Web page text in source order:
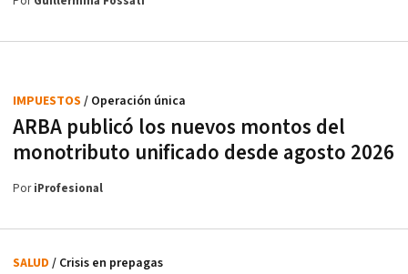
ARBA publicó los nuevos montos del
monotributo unificado desde agosto 2026
IMPUESTOS / Operación única
PoriProfesional
SALUD / Crisis en prepagas